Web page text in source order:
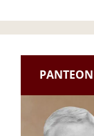
PANTEON